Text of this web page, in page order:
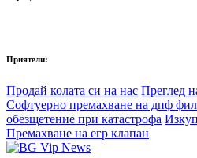
Приятели:
Продай колата си на нас Преглед
Софтуерно премахване на дпф
обезщетение при катастрофа
Премахване на егр клапан